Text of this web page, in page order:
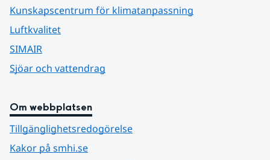
Kunskapscentrum för klimatanpassning
Luftkvalitet
SIMAIR
Sjöar och vattendrag
Om webbplatsen
Tillgänglighetsredogörelse
Kakor på smhi.se